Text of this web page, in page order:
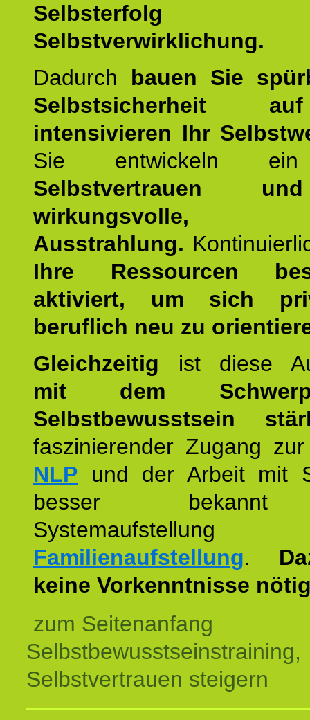
Selbstverwirklichung.
Dadurch bauen Sie
Selbstsicherheit
intensivieren Ihr
Sie entwickeln ein
Selbstvertrauen
wirkungsvolle,
Ausstrahlung.
Ihre Ressourcen
aktiviert, um sich
beruflich neu zu
Gleichzeitig ist diese
mit dem
Selbstbewusstsein
faszinierender Zugang
NLP und der Arbeit mit
besser
Familienaufstellung.
keine Vorkenntnisse
zum Seitenanfang
Selbstbewusstseinstraining,
Selbstvertrauen steigern